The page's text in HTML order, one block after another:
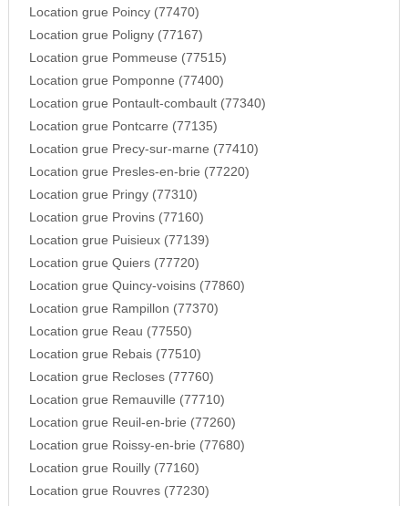
Location grue Poincy (77470)
Location grue Poligny (77167)
Location grue Pommeuse (77515)
Location grue Pomponne (77400)
Location grue Pontault-combault (77340)
Location grue Pontcarre (77135)
Location grue Precy-sur-marne (77410)
Location grue Presles-en-brie (77220)
Location grue Pringy (77310)
Location grue Provins (77160)
Location grue Puisieux (77139)
Location grue Quiers (77720)
Location grue Quincy-voisins (77860)
Location grue Rampillon (77370)
Location grue Reau (77550)
Location grue Rebais (77510)
Location grue Recloses (77760)
Location grue Remauville (77710)
Location grue Reuil-en-brie (77260)
Location grue Roissy-en-brie (77680)
Location grue Rouilly (77160)
Location grue Rouvres (77230)